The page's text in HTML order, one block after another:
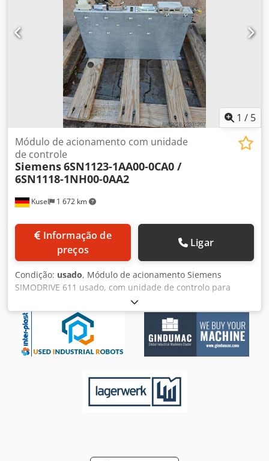
1 / 5
Kusel 1 672 km
Módulo de acionamento com unidade
de controle
Siemens6SN1123-1AA00-0CA0 /
6SN1118-1NH00-0AA2
preços
Ligar
Condição: usado, Módulo de acionamento Siemens
SIMODRIVE 611 usado, com unidade de controlo para
sistemas servoindustriais e CNC. Fabricante: Siemens
Série: SIMODRIVE 611 Tipo de produto: Módulo de
acionamento / Controlo Modelo da unidade de potência:
6SN1123-1AA00-0CA0 Modelo do controlo: 6SN1118-
1NH00-0AA2 Sistema: SIMODRIVE 611 Design: Módulo de
Aezlt Iief Rof Arrefecimento: Arrefecido por ar